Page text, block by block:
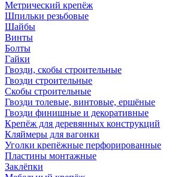
Метрический крепёж
Шпильки резьбовые
Шайбы
Винты
Болты
Гайки
Гвозди, скобы строительные
Гвозди строительные
Скобы строительные
Гвозди толевые, винтовые, ершёные
Гвозди финишные и декоративные
Крепёж для деревянных конструкций
Кляймеры для вагонки
Уголки крепёжные перфорированные
Пластины монтажные
Заклёпки